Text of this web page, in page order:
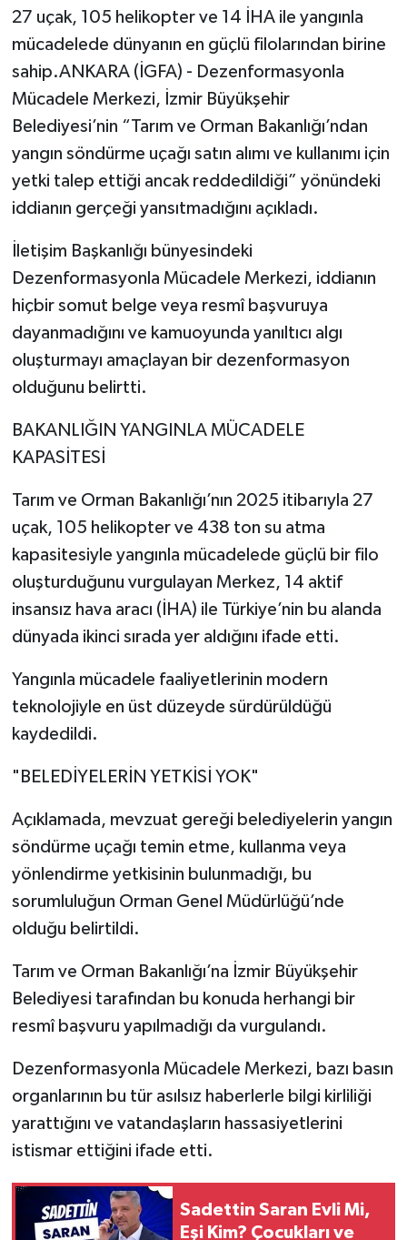
27 uçak, 105 helikopter ve 14 İHA ile yangınla
mücadelede dünyanın en güçlü filolarından birine
sahip.ANKARA (İGFA) - Dezenformasyonla
Mücadele Merkezi, İzmir Büyükşehir
Belediyesi’nin “Tarım ve Orman Bakanlığı’ndan
yangın söndürme uçağı satın alımı ve kullanımı için
yetki talep ettiği ancak reddedildiği” yönündeki
iddianın gerçeği yansıtmadığını açıkladı.
İletişim Başkanlığı bünyesindeki
Dezenformasyonla Mücadele Merkezi, iddianın
hiçbir somut belge veya resmî başvuruya
dayanmadığını ve kamuoyunda yanıltıcı algı
oluşturmayı amaçlayan bir dezenformasyon
olduğunu belirtti.
BAKANLIĞIN YANGINLA MÜCADELE
KAPASİTESİ
Tarım ve Orman Bakanlığı’nın 2025 itibarıyla 27
uçak, 105 helikopter ve 438 ton su atma
kapasitesiyle yangınla mücadelede güçlü bir filo
oluşturduğunu vurgulayan Merkez, 14 aktif
insansız hava aracı (İHA) ile Türkiye’nin bu alanda
dünyada ikinci sırada yer aldığını ifade etti.
Yangınla mücadele faaliyetlerinin modern
teknolojiyle en üst düzeyde sürdürüldüğü
kaydedildi.
"BELEDİYELERİN YETKİSİ YOK"
Açıklamada, mevzuat gereği belediyelerin yangın
söndürme uçağı temin etme, kullanma veya
yönlendirme yetkisinin bulunmadığı, bu
sorumluluğun Orman Genel Müdürlüğü’nde
olduğu belirtildi.
Tarım ve Orman Bakanlığı’na İzmir Büyükşehir
Belediyesi tarafından bu konuda herhangi bir
resmî başvuru yapılmadığı da vurgulandı.
Dezenformasyonla Mücadele Merkezi, bazı basın
organlarının bu tür asılsız haberlerle bilgi kirliliği
yarattığını ve vatandaşların hassasiyetlerini
istismar ettiğini ifade etti.
Sadettin Saran Evli Mi,
Eşi Kim? Çocukları ve